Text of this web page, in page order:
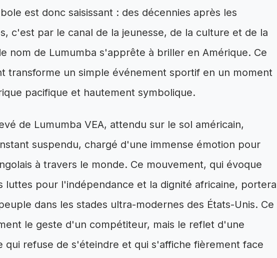
est donc saisissant : des décennies après les
c'est par le canal de la jeunesse, de la culture et de la
nom de Lumumba s'apprête à briller en Amérique. Ce
transforme un simple événement sportif en un moment
pacifique et hautement symbolique.
de Lumumba VEA, attendu sur le sol américain,
suspendu, chargé d'une immense émotion pour
à travers le monde. Ce mouvement, qui évoque
luttes pour l'indépendance et la dignité africaine, portera
dans les stades ultra-modernes des États-Unis. Ce
le geste d'un compétiteur, mais le reflet d'une
qui refuse de s'éteindre et qui s'affiche fièrement face